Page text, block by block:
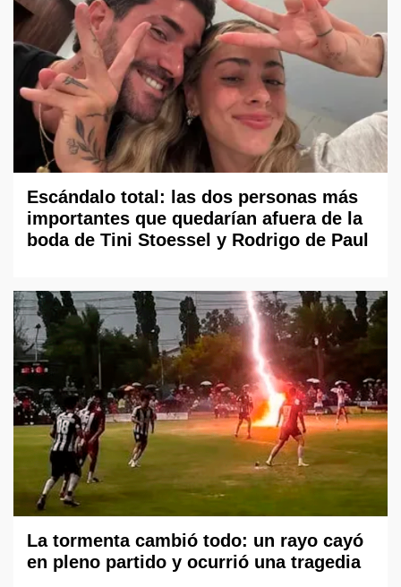
Escándalo total: las dos personas más
importantes que quedarían afuera de la
boda de Tini Stoessel y Rodrigo de Paul
La tormenta cambió todo: un rayo cayó
en pleno partido y ocurrió una tragedia